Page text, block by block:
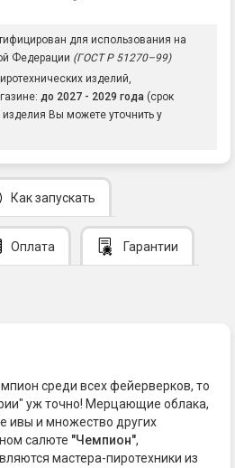
для использования на
Федерации (ГОСТ Р 51270–99)
изделий,
до 2027 - 2029 года (срок
изделия Вы можете уточнить у
Как запускать
Оплата Гарантии
среди всех фейерверков, то
уж точно! Мерцающие облака,
ивы и множество других
салюте "Чемпион",
мастера-пиротехники из